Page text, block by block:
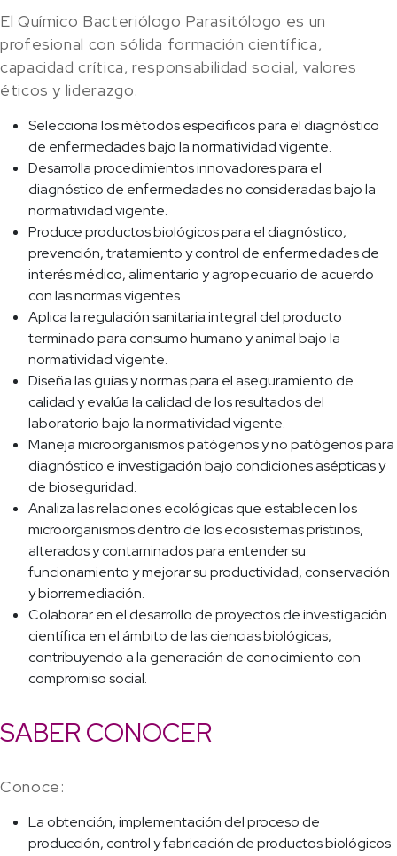
El Químico Bacteriólogo Parasitólogo es un
profesional con sólida formación científica,
capacidad crítica, responsabilidad social, valores
éticos y liderazgo.
Selecciona los métodos específicos para el diagnóstico
de enfermedades bajo la normatividad vigente.
Desarrolla procedimientos innovadores para el
diagnóstico de enfermedades no consideradas bajo la
normatividad vigente.
Produce productos biológicos para el diagnóstico,
prevención, tratamiento y control de enfermedades de
interés médico, alimentario y agropecuario de acuerdo
con las normas vigentes.
Aplica la regulación sanitaria integral del producto
terminado para consumo humano y animal bajo la
normatividad vigente.
Diseña las guías y normas para el aseguramiento de
calidad y evalúa la calidad de los resultados del
laboratorio bajo la normatividad vigente.
Maneja microorganismos patógenos y no patógenos para
diagnóstico e investigación bajo condiciones asépticas y
de bioseguridad.
Analiza las relaciones ecológicas que establecen los
microorganismos dentro de los ecosistemas prístinos,
alterados y contaminados para entender su
funcionamiento y mejorar su productividad, conservación
y biorremediación.
Colaborar en el desarrollo de proyectos de investigación
científica en el ámbito de las ciencias biológicas,
contribuyendo a la generación de conocimiento con
compromiso social.
SABER CONOCER
Conoce:
La obtención, implementación del proceso de
producción, control y fabricación de productos biológicos